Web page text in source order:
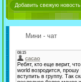
Добавить свежую новость
Мини - чат